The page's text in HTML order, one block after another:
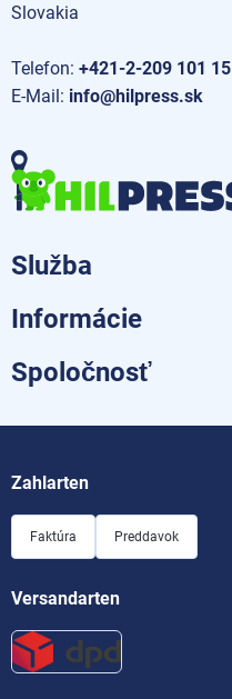
Slovakia
Telefon: +421-2-209 101 15
E-Mail: info@hilpress.sk
Služba
Informácie
Spoločnosť
Zahlarten
Faktúra Preddavok
Versandarten